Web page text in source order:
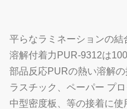
平らなラミネーションの
溶解付着力PUR-9312は
部品反応PURの熱い溶解
ラスチック、ペーパー プ
中型密度板、等の接着に